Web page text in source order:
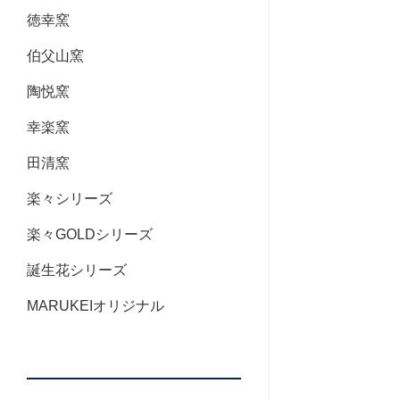
徳幸窯
伯父山窯
陶悦窯
幸楽窯
田清窯
楽々シリーズ
楽々GOLDシリーズ
誕生花シリーズ
MARUKEIオリジナル